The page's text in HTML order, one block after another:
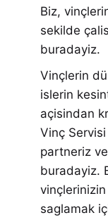
Biz,
sekilde
buradayiz.
Vinçlerin
islerin
açisindan
Vinç
partneriz
buradayiz.
saglamak